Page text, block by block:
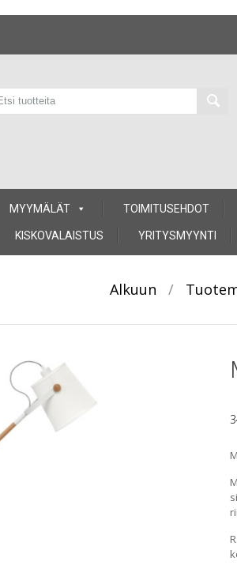
MYYMÄLÄT TOIMITUSEHDOT
KISKOVALAISTUS YRITYSMYYNTI
Alkuun /